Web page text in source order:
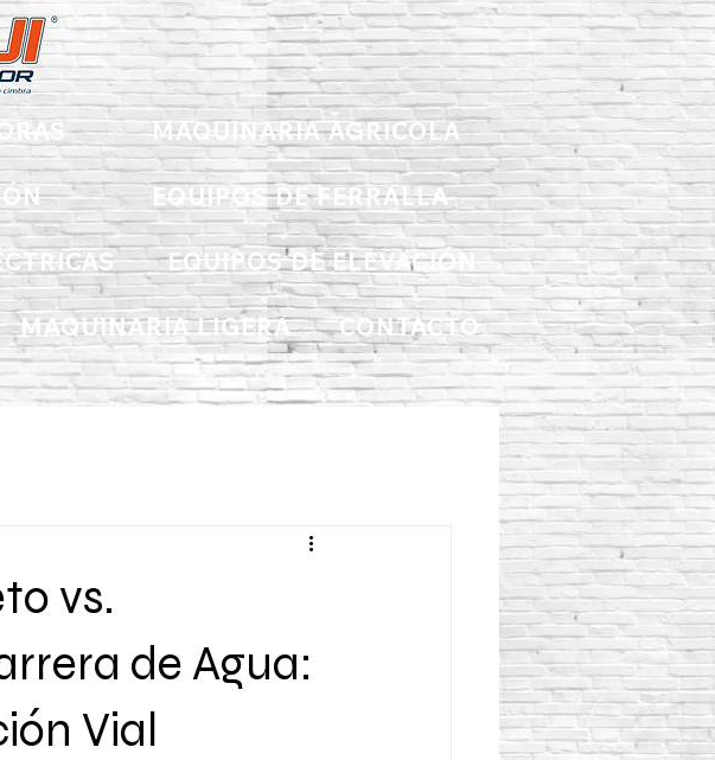
MAQUINARIA AGRICOLA
EQUIPOS DE FERRALLA
EQUIPOS DE ELEVACIÓN
MAQUINARIA LIGERA CONTACTO
vs.
de Agua:
Vial